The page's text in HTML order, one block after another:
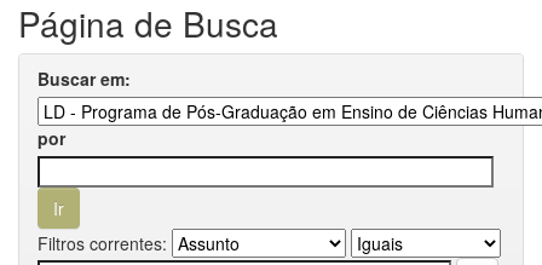
Página de Busca
Buscar em:
por
Filtros correntes: